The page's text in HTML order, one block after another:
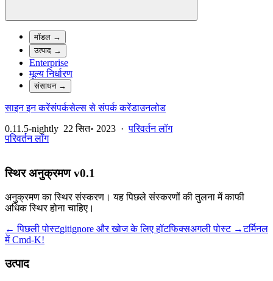
मॉडल →
उत्पाद →
Enterprise
मूल्य निर्धारण
संसाधन→
साइन इन करेंसंपर्कसेल्स से संपर्क करेंडाउनलोड
0.11.5-nightly 22 सित॰ 2023 ·परिवर्तन लॉग
परिवर्तन लॉग
स्थिर अनुक्रमण v0.1
अनुक्रमण का स्थिर संस्करण। यह पिछले संस्करणों की तुलना में काफी
अधिक स्थिर होना चाहिए।
← पिछली पोस्टgitignore और खोज के लिए हॉटफिक्सअगली पोस्ट →टर्मिनल
में Cmd-K!
उत्पाद